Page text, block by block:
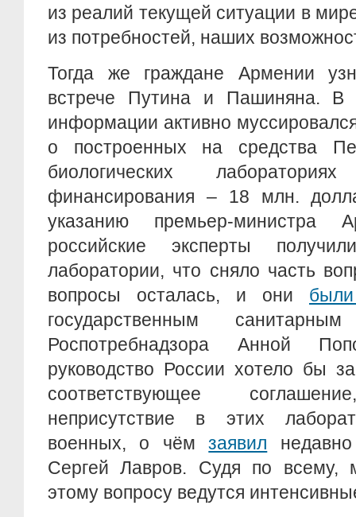
из реалий текущей ситуации в
из потребностей, наших
Тогда же граждане Армении
встрече Путина и Пашиняна. В
информации активно
о построенных на средства
биологических
финансирования – 18 млн.
указанию премьер-министра
российские эксперты
лаборатории, что сняло часть
вопросы осталась, и они
государственным
Роспотребнадзора Анной
руководство России хотело бы
соответствующее
неприсутствие в этих
военных, о чёмзаявил
Сергей Лавров. Судя по всему,
этому вопросу ведутся